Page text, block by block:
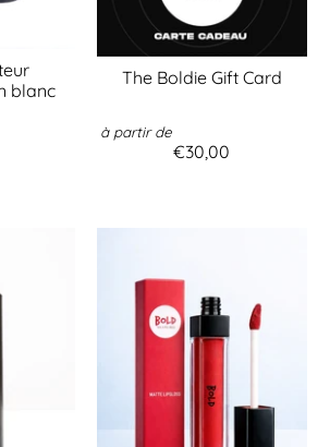
blanc
The Boldie Gift Card
à partir de
€30,00